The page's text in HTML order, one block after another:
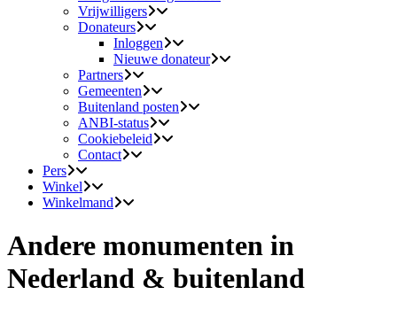
Vrijwilligers
Donateurs
Inloggen
Nieuwe donateur
Partners
Gemeenten
Buitenland posten
ANBI-status
Cookiebeleid
Contact
Pers
Winkel
Winkelmand
Andere monumenten in
Nederland & buitenland